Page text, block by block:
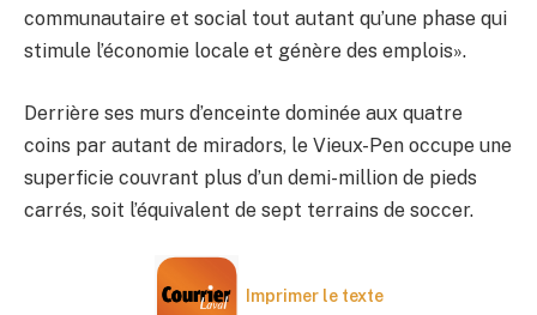
communautaire et social tout autant qu’une phase qui
stimule l’économie locale et génère des emplois».
Derrière ses murs d’enceinte dominée aux quatre
coins par autant de miradors, le Vieux-Pen occupe une
superficie couvrant plus d’un demi-million de pieds
carrés, soit l’équivalent de sept terrains de soccer.
Imprimer le texte